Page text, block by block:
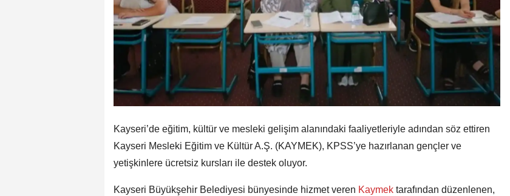
Kayseri’de eğitim, kültür ve mesleki gelişim alanındaki faaliyetleriyle adından söz ettiren
Kayseri Mesleki Eğitim ve Kültür A.Ş. (KAYMEK), KPSS’ye hazırlanan gençler ve
yetişkinlere ücretsiz kursları ile destek oluyor.
Kayseri Büyükşehir Belediyesi bünyesinde hizmet veren Kaymek tarafından düzenlenen,